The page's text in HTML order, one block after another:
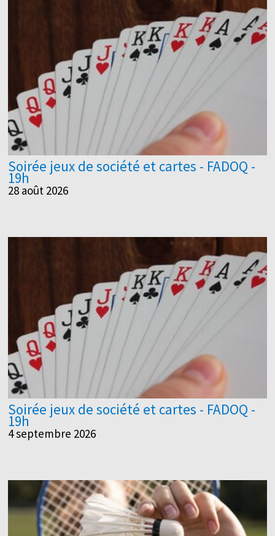
Soirée jeux de société et cartes - FADOQ -
19h
28 août 2026
Soirée jeux de société et cartes - FADOQ -
19h
4 septembre 2026